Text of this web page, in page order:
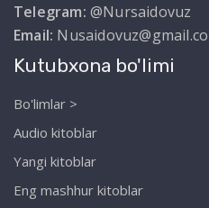
Telegram: @Nursaidovuz
Email:
Kutubxona bo'limi
Bo'limlar >
Audio kitoblar
Yangi kitoblar
Eng mashhur kitoblar